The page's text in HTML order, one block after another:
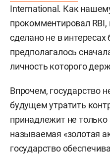
International. Как
прокомментировал
сделано не в интересах
предполагалось
личность которого
Впрочем, государство
будущем утратить
принадлежит не только
называемая «золотая
государство